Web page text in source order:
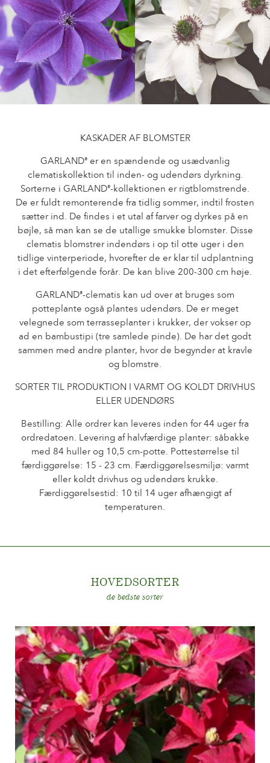
Sortimentsnyheder
Hvor købes planten?
PASNING
Pasning af udendørs roser
Pasning "Towne & Country"
FIND PLANTEN
HISTORIE
Pasning af indendørs roser
Pasning af udendørs clematis
Pasning af indendørs clematis
Pasning "Towne & Country"
FIND PLANTEN
HISTORIE
Historien om Poulsen Roser A/S
KASKADER AF BLOMSTER
GARLAND® er en spændende og usædvanlig
clematiskollektion til inden- og udendørs dyrkning.
Sorterne i GARLAND®-kollektionen er rigtblomstrende.
De er fuldt remonterende fra tidlig sommer, indtil frosten
sætter ind. De findes i et utal af farver og dyrkes på en
bøjle, så man kan se de utallige smukke blomster. Disse
clematis blomstrer indendørs i op til otte uger i den
tidlige vinterperiode, hvorefter de er klar til udplantning
i det efterfølgende forår. De kan blive 200-300 cm høje.
GARLAND®-clematis kan ud over at bruges som
potteplante også plantes udendørs. De er meget
velegnede som terrasseplanter i krukker, der vokser op
ad en bambustipi (tre samlede pinde). De har det godt
sammen med andre planter, hvor de begynder at kravle
og blomstre.
SORTER TIL PRODUKTION I VARMT OG KOLDT DRIVHUS
ELLER UDENDØRS
Bestilling: Alle ordrer kan leveres inden for 44 uger fra
ordredatoen. Levering af halvfærdige planter: såbakke
med 84 huller og 10,5 cm-potte. Pottestørrelse til
færdiggørelse: 15 - 23 cm. Færdiggørelsesmiljø: varmt
eller koldt drivhus og udendørs krukke.
Færdiggørelsestid: 10 til 14 uger afhængigt af
temperaturen.
HOVEDSORTER
de bedste sorter